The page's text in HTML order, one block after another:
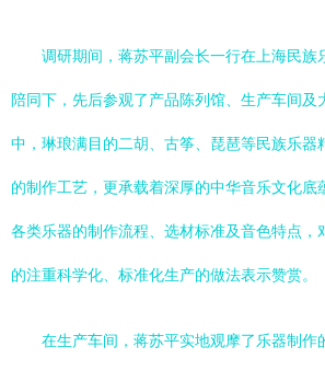
调研期间，蒋苏平副会长一行在上海民族
陪同下，先后参观了产品陈列馆、生产车间及
中，琳琅满目的二胡、古筝、琵琶等民族乐器
的制作工艺，更承载着深厚的中华音乐文化底
各类乐器的制作流程、选材标准及音色特点，
的注重科学化、标准化生产的做法表示赞赏。
在生产车间，蒋苏平实地观摩了乐器制作